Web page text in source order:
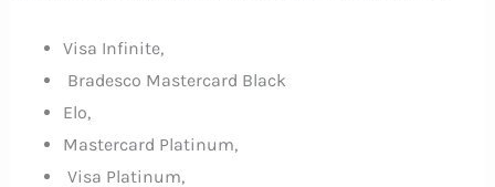
Visa Infinite,
Bradesco Mastercard Black
Elo,
Mastercard Platinum,
Visa Platinum,